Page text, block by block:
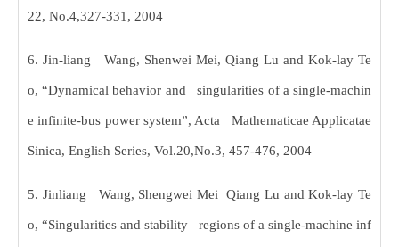
22, No.4,327-331, 2004
6. Jin-liang Wang, Shenwei Mei, Qiang Lu and Kok-lay Te
o, “Dynamical behavior and singularities of a single-machin
e infinite-bus power system”, Acta Mathematicae Applicatae
Sinica, English Series, Vol.20,No.3, 457-476, 2004
5. Jinliang Wang, Shengwei Mei Qiang Lu and Kok-lay Te
o, “Singularities and stability regions of a single-machine inf